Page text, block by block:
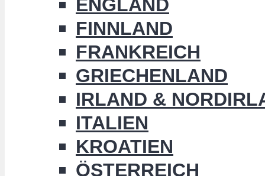
ENGLAND
FINNLAND
FRANKREICH
GRIECHENLAND
IRLAND &
ITALIEN
KROATIEN
ÖSTERREICH